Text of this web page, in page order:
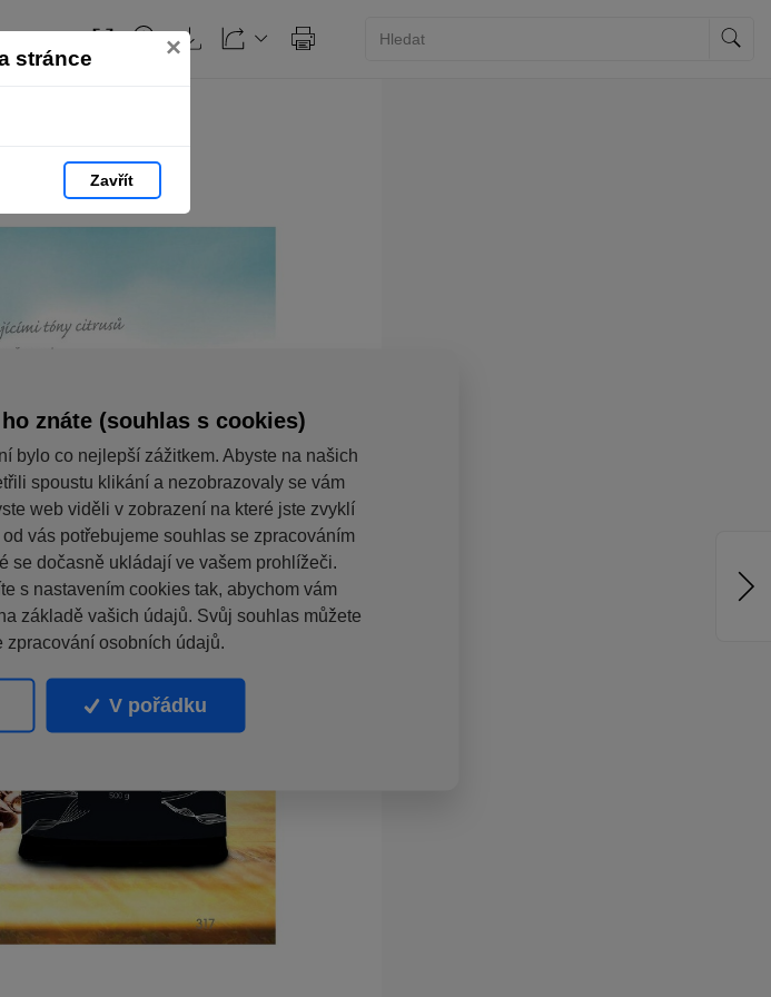
stránce ×
Zavřít
znáte (souhlas s cookies)
bylo co nejlepší zážitkem. Abyste na našich
spoustu klikání a nezobrazovaly se vám
web viděli v zobrazení na které jste zvyklí
vás potřebujeme souhlas se zpracováním
se dočasně ukládají ve vašem prohlížeči.
s nastavením cookies tak, abychom vám
základě vašich údajů. Svůj souhlas můžete
zpracování osobních údajů.
V pořádku